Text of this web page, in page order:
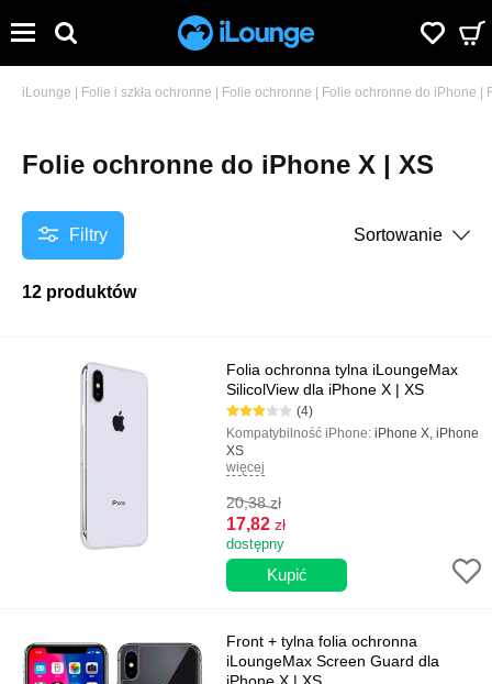
iLounge Folie i szkła ochronne Folie ochronne Folie ochronne do iPhone
Folie ochronne do iPhone X | XS
Filtry Sortowanie
12 produktów
Folia ochronna tylna iLoungeMax
SilicolView dla iPhone X | XS
(4)
Kompatybilność iPhone:iPhone X, iPhone
XS
Kolor:
Najważniejsze cechy:
i zarysowania, Przezroczysta tekstura
więcej
20,38zł
17,82zł
dostępny
Front + tylna folia ochronna
iLoungeMax Screen Guard dla